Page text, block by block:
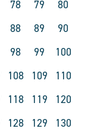
78 79
80
88 89
90
98 99
100
108 109
110
118 119
120
128 129
130